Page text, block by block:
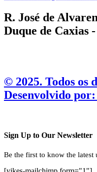
R. José de
Duque de Caxias
©️ 2025. Todos os
Desenvolvido
Sign Up to Our Newsletter
Be the first to know the latest